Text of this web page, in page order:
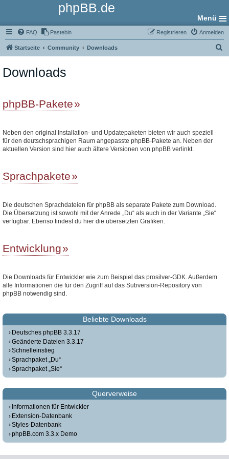
phpBB.de
Menü
FAQ Pastebin Anmelden
Registrieren
Startseite Community Downloads
Downloads
phpBB-Pakete
Neben den original Installation- und Updatepaketen bieten wir auch speziell
für den deutschsprachigen Raum angepasste phpBB-Pakete an. Neben der
aktuellen Version sind hier auch ältere Versionen von phpBB verlinkt.
Sprachpakete
Die deutschen Sprachdateien für phpBB als separate Pakete zum Download.
Die Übersetzung ist sowohl mit der Anrede „Du“ als auch in der Variante „Sie“
verfügbar. Ebenso findest du hier die übersetzten Grafiken.
Entwicklung
Die Downloads für Entwickler wie zum Beispiel das prosilver-GDK. Außerdem
alle Informationen die für den Zugriff auf das Subversion-Repository von
phpBB notwendig sind.
Beliebte Downloads
Deutsches phpBB 3.3.17
Geänderte Dateien 3.3.17
Schnelleinstieg
Sprachpaket „Du“
Sprachpaket „Sie“
Querverweise
Informationen für Entwickler
Extension-Datenbank
Styles-Datenbank
phpBB.com 3.3.x Demo